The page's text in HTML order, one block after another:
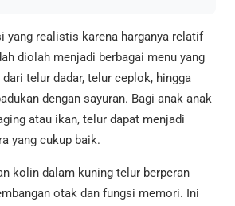
yang realistis karena harganya relatif
diolah menjadi berbagai menu yang
telur dadar, telur ceplok, hingga
dengan sayuran. Bagi anak anak
atau ikan, telur dapat menjadi
yang cukup baik.
kolin dalam kuning telur berperan
otak dan fungsi memori. Ini